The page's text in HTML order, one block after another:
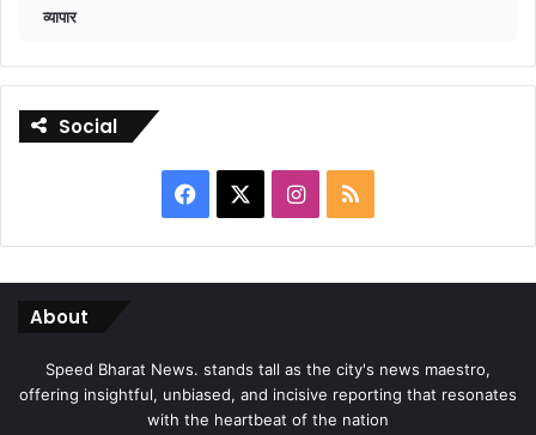
व्यापार
Social
Facebook Instagram
RSS
About
Speed Bharat News. stands tall as the city's news maestro,
offering insightful, unbiased, and incisive reporting that resonates
with the heartbeat of the nation